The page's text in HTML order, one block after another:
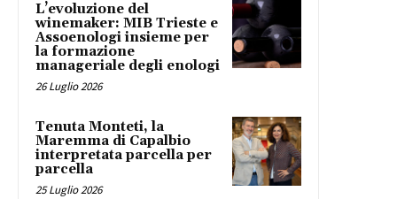
L’evoluzione del
winemaker: MIB Trieste e
Assoenologi insieme per
la formazione
manageriale degli enologi
26 Luglio 2026
Tenuta Monteti, la
Maremma di Capalbio
interpretata parcella per
parcella
25 Luglio 2026